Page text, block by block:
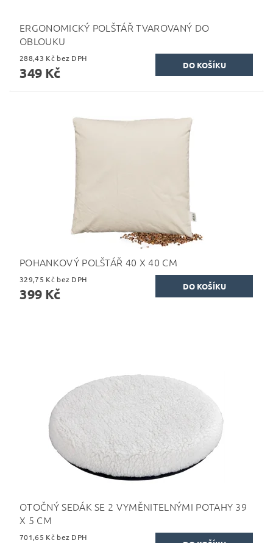
ERGONOMICKÝ POLŠTÁŘ TVAROVANÝ DO
OBLOUKU
288,43 Kč bez DPH
349 Kč
POHANKOVÝ POLŠTÁŘ 40 X 40 CM
329,75 Kč bez DPH
399 Kč
OTOČNÝ SEDÁK SE 2 VYMĚNITELNÝMI POTAHY 39
X 5 CM
701,65 Kč bez DPH